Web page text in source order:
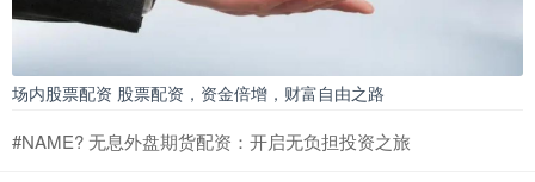
场内股票配资 股票配资，资金倍增，财富自由之路
#NAME? 无息外盘期货配资：开启无负担投资之旅